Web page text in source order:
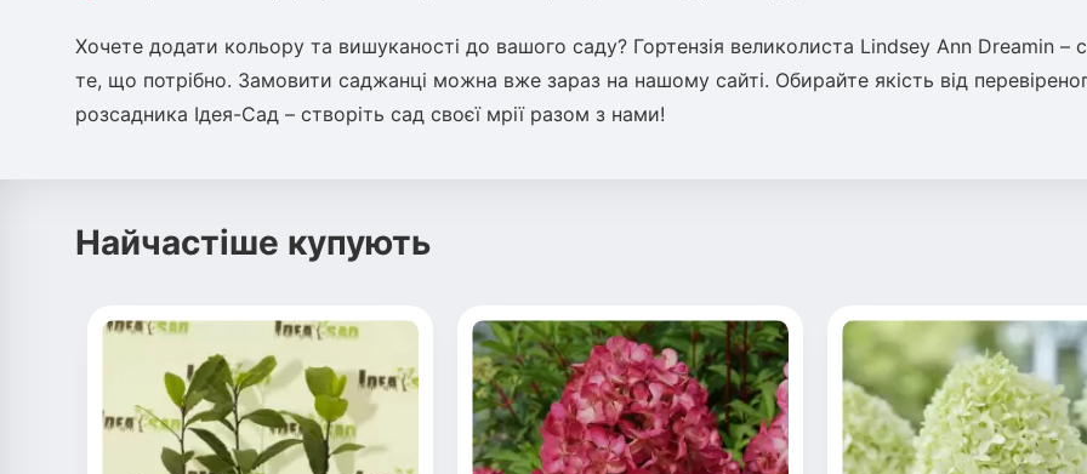
Хочете додати кольору та вишуканості до вашого саду? Гортензія великолиста Lindsey Ann Dreamin –
те, що потрібно. Замовити саджанці можна вже зараз на нашому сайті. Обирайте якість від
розсадника Ідея-Сад – створіть сад своєї мрії разом з нами!
Найчастіше купують